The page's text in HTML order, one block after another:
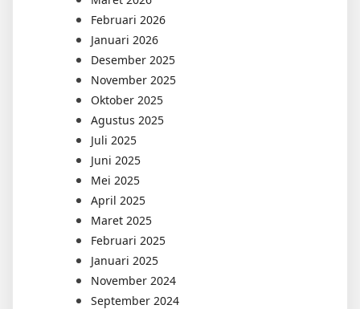
Februari 2026
Januari 2026
Desember 2025
November 2025
Oktober 2025
Agustus 2025
Juli 2025
Juni 2025
Mei 2025
April 2025
Maret 2025
Februari 2025
Januari 2025
November 2024
September 2024